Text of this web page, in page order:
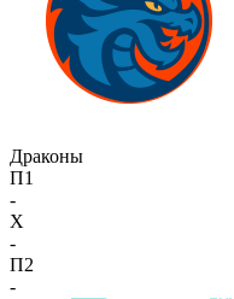
Драконы
П1
-
X
-
П2
-